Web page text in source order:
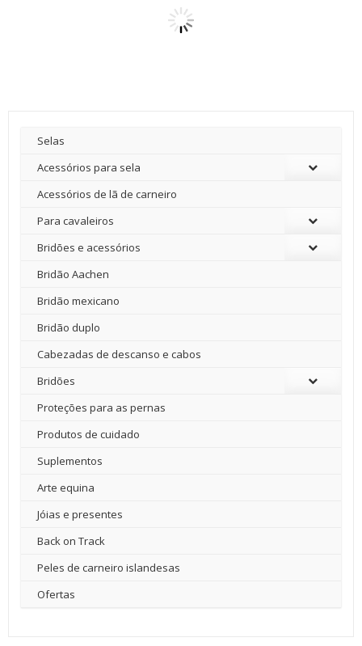
Selas
Acessórios para sela
Acessórios de lã de carneiro
Para cavaleiros
Bridões e acessórios
Bridão Aachen
Bridão mexicano
Bridão duplo
Cabezadas de descanso e cabos
Bridões
Proteções para as pernas
Produtos de cuidado
Suplementos
Arte equina
Jóias e presentes
Back on Track
Peles de carneiro islandesas
Ofertas